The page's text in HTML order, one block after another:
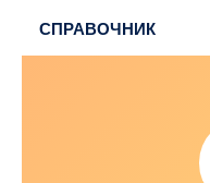
СПРАВОЧНИК